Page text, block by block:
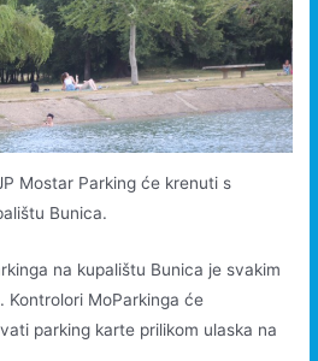
Mostar Parking će krenuti s
Bunica.
na kupalištu Bunica je svakim
Kontrolori MoParkinga će
parking karte prilikom ulaska na